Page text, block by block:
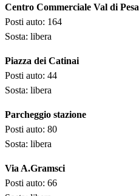
Centro Commerciale Val di Pesa
Posti auto: 164
Sosta: libera
Piazza dei Catinai
Posti auto: 44
Sosta: libera
Parcheggio stazione
Posti auto: 80
Sosta: libera
Via A.Gramsci
Posti auto: 66